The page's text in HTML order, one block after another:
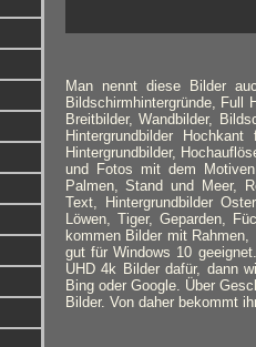
Man nennt diese Bilder
Bildschirmhintergründe, Full
Breitbilder, Wandbilder,
Hintergrundbilder
Hintergrundbilder,
und Fotos mit dem
Palmen, Stand und Meer,
Text, Hintergrundbilder
Löwen, Tiger, Geparden,
kommen Bilder mit
gut für Windows 10
UHD 4k Bilder dafür, dann
Bing oder Google. Über
Bilder. Von daher bekommt